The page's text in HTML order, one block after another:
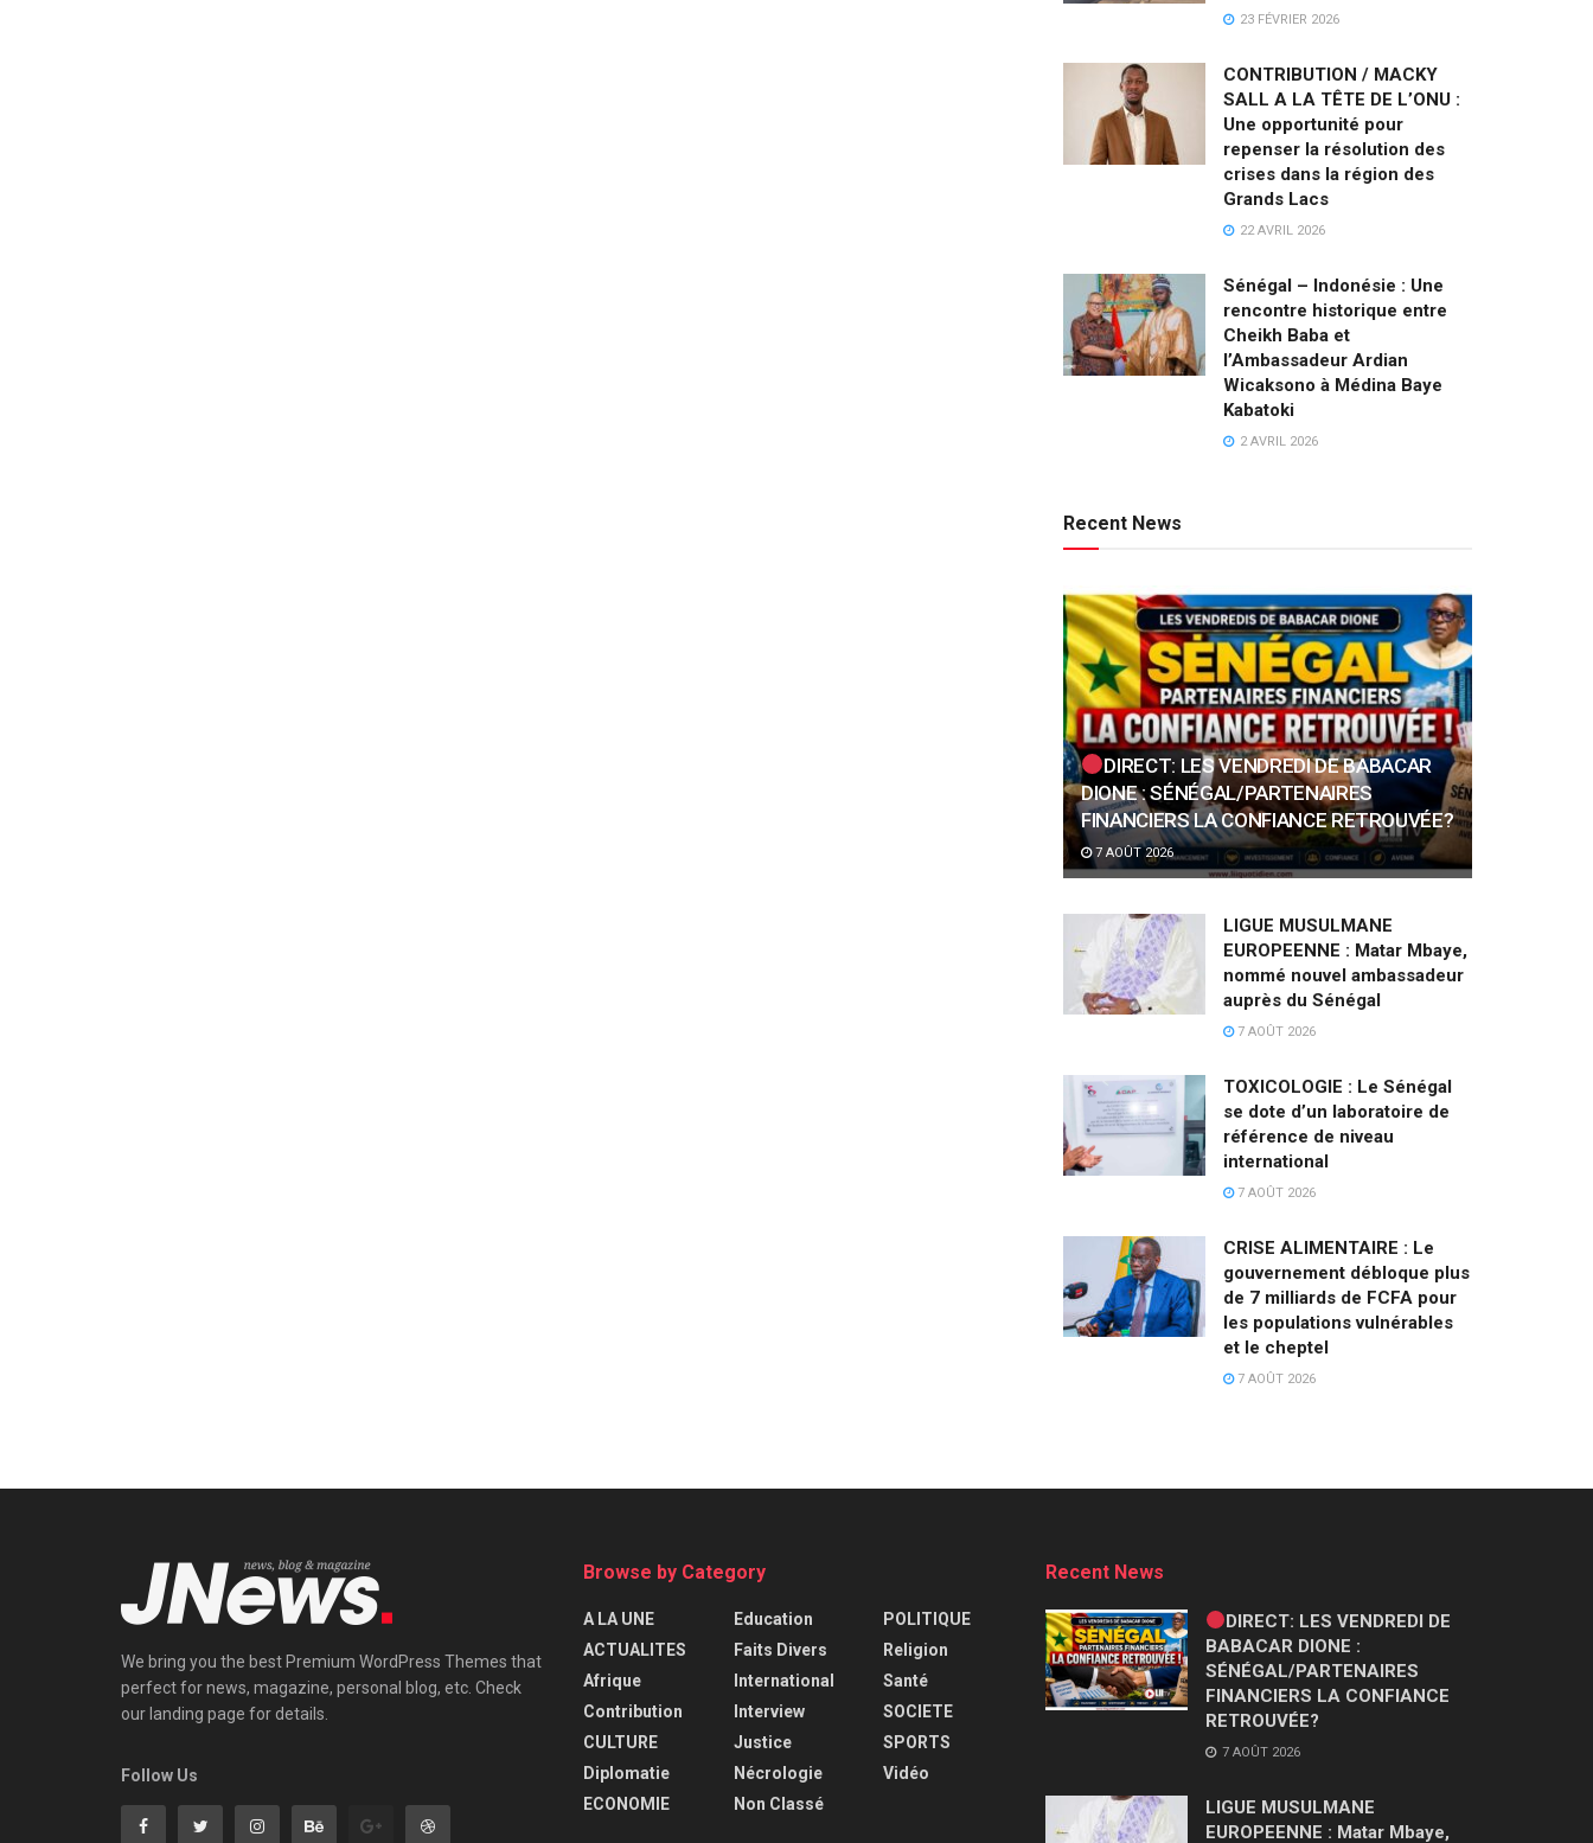
23 FÉVRIER 2026
CONTRIBUTION / MACKY
SALL A LA TÊTE DE L’ONU :
Une opportunité pour
repenser la résolution des
crises dans la région des
Grands Lacs
22 AVRIL 2026
Sénégal – Indonésie : Une
rencontre historique entre
Cheikh Baba et
l’Ambassadeur Ardian
Wicaksono à Médina Baye
Kabatoki
2 AVRIL 2026
Recent News
DIRECT: LES VENDREDI DE BABACAR
DIONE : SÉNÉGAL/PARTENAIRES
FINANCIERS LA CONFIANCE RETROUVÉE?
7 AOÛT 2026
LIGUE MUSULMANE
EUROPEENNE : Matar Mbaye,
nommé nouvel ambassadeur
auprès du Sénégal
7 AOÛT 2026
TOXICOLOGIE : Le Sénégal
se dote d’un laboratoire de
référence de niveau
international
7 AOÛT 2026
CRISE ALIMENTAIRE : Le
gouvernement débloque plus
de 7 milliards de FCFA pour
les populations vulnérables
et le cheptel
7 AOÛT 2026
We bring you the best Premium WordPress Themes that
perfect for news, magazine, personal blog, etc. Check
our landing page for details.
Follow Us
Browse by Category
A LA UNE
ACTUALITES
Afrique
Contribution
CULTURE
Diplomatie
ECONOMIE
Education
Faits Divers
International
Interview
Justice
Nécrologie
Non Classé
POLITIQUE
Religion
Santé
SOCIETE
SPORTS
Vidéo
Recent News
DIRECT: LES VENDREDI DE
BABACAR DIONE :
SÉNÉGAL/PARTENAIRES
FINANCIERS LA CONFIANCE
RETROUVÉE?
7 AOÛT 2026
LIGUE MUSULMANE
EUROPEENNE : Matar Mbaye,